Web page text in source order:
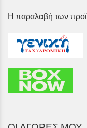
Η παραλαβή των